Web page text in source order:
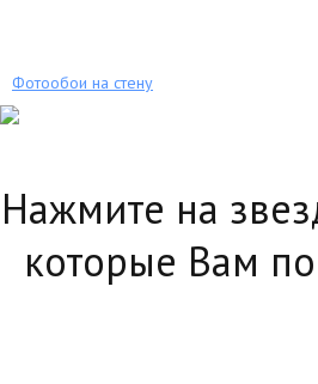
Фотообои на стену
Нажмите на
которые Вам